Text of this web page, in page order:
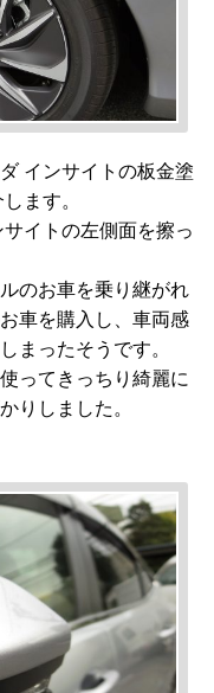
インサイトの板金塗
ます。
イトの左側面を擦っ
のお車を乗り継がれ
車を購入し、車両感
まったそうです。
ってきっちり綺麗に
りしました。